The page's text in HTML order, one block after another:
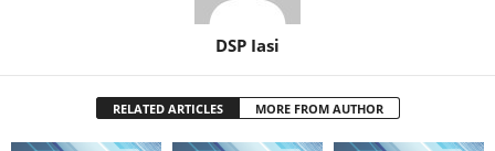
DSP Iasi
RELATED ARTICLES MORE FROM AUTHOR